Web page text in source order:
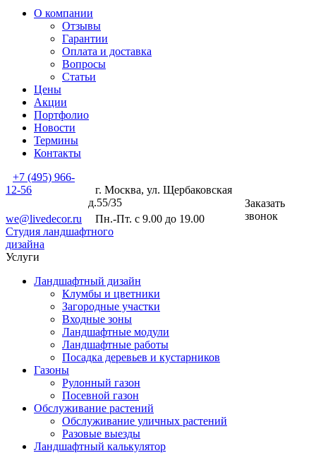
О компании
Отзывы
Гарантии
Оплата и доставка
Вопросы
Статьи
Цены
Акции
Портфолио
Новости
Термины
Контакты
+7 (495) 966-
12-56
we@livedecor.ru
г. Москва, ул. Щербаковская
д.55/35
Пн.-Пт. с 9.00 до 19.00
Заказать
звонок
Студия ландшафтного
дизайна
Услуги
Ландшафтный дизайн
Клумбы и цветники
Загородные участки
Входные зоны
Ландшафтные модули
Ландшафтные работы
Посадка деревьев и кустарников
Газоны
Рулонный газон
Посевной газон
Обслуживание растений
Обслуживание уличных растений
Разовые выезды
Ландшафтный калькулятор